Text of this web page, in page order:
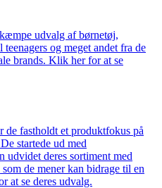
udvalg af børnetøj,
og meget andet fra de
brands. Klik her for at se
de fastholdt et produktfokus på
startede ud med
udvidet deres sortiment med
de mener kan bidrage til en
at se deres udvalg.